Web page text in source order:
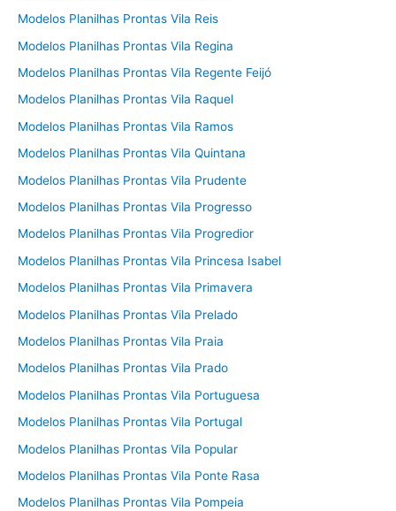
Modelos Planilhas Prontas Vila Reis
Modelos Planilhas Prontas Vila Regina
Modelos Planilhas Prontas Vila Regente Feijó
Modelos Planilhas Prontas Vila Raquel
Modelos Planilhas Prontas Vila Ramos
Modelos Planilhas Prontas Vila Quintana
Modelos Planilhas Prontas Vila Prudente
Modelos Planilhas Prontas Vila Progresso
Modelos Planilhas Prontas Vila Progredior
Modelos Planilhas Prontas Vila Princesa Isabel
Modelos Planilhas Prontas Vila Primavera
Modelos Planilhas Prontas Vila Prelado
Modelos Planilhas Prontas Vila Praia
Modelos Planilhas Prontas Vila Prado
Modelos Planilhas Prontas Vila Portuguesa
Modelos Planilhas Prontas Vila Portugal
Modelos Planilhas Prontas Vila Popular
Modelos Planilhas Prontas Vila Ponte Rasa
Modelos Planilhas Prontas Vila Pompeia